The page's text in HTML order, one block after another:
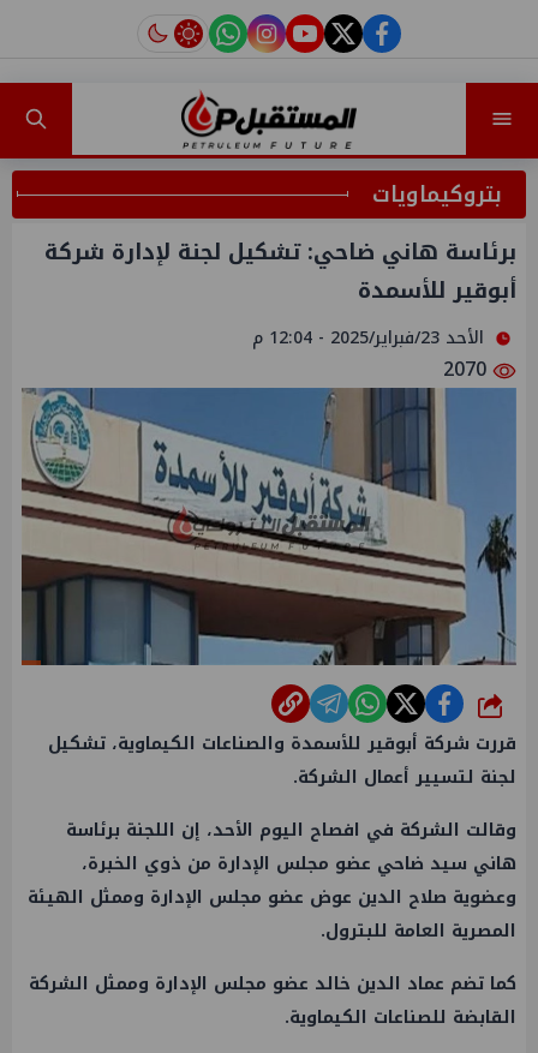
facebook
twitter
youtube
instagram
tiktok
بتروكيماويات
برئاسة هاني ضاحي: تشكيل لجنة لإدارة شركة
أبوقير للأسمدة
الأحد 23/فبراير/2025 - 12:04 م
شارك
قررت شركة أبوقير للأسمدة والصناعات الكيماوية، تشكيل
لجنة لتسيير أعمال الشركة.
وقالت الشركة في افصاح اليوم الأحد، إن اللجنة برئاسة
هاني سيد ضاحي عضو مجلس الإدارة من ذوي الخبرة،
وعضوية صلاح الدين عوض عضو مجلس الإدارة وممثل الهيئة
المصرية العامة للبترول.
كما تضم عماد الدين خالد عضو مجلس الإدارة وممثل الشركة
القابضة للصناعات الكيماوية.